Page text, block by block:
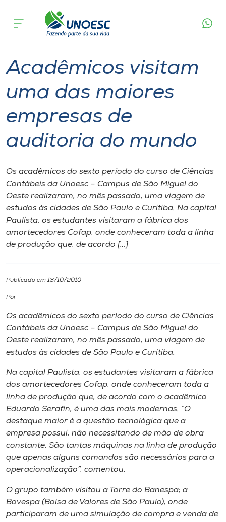
Cursos
Atendimento ao Estudante
Portal de Ensino
A
Internacionalização
I.nova
Diplomados
CPA
Biblioteca
Editora
Rádio
Museu
Unoesc
Store
acontece
Acadêmicos visitam
uma das maiores
empresas de
auditoria do mundo
Os acadêmicos do sexto período do curso de Ciências
Contábeis da Unoesc – Campus de São Miguel do
Oeste realizaram, no mês passado, uma viagem de
estudos às cidades de São Paulo e Curitiba. Na capital
Paulista, os estudantes visitaram a fábrica dos
amortecedores Cofap, onde conheceram toda a linha
de produção que, de acordo […]
Publicado em 13/10/2010
Por
Os acadêmicos do sexto período do curso de Ciências
Contábeis da Unoesc – Campus de São Miguel do
Oeste realizaram, no mês passado, uma viagem de
estudos às cidades de São Paulo e Curitiba.
Na capital Paulista, os estudantes visitaram a fábrica
dos amortecedores Cofap, onde conheceram toda a
linha de produção que, de acordo com o acadêmico
Eduardo Serafin, é uma das mais modernas. “O
destaque maior é a questão tecnológica que a
empresa possui, não necessitando de mão de obra
constante. São tantas máquinas na linha de produção
que apenas alguns comandos são necessários para a
operacionalização”, comentou.
O grupo também visitou a Torre do Banespa; a
Bovespa (Bolsa de Valores de São Paulo), onde
participaram de uma simulação de compra e venda de